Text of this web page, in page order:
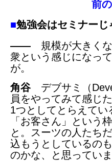
前
■勉強会はセミナーじ
―― 規模が大きく
衆という感じになっ
が。
角谷デブサミ（
員をやってみて感じ
1つとしてとらえて
「お客さん」という
と。スーツの人たち
込もうとしているの
のかな、と思っていま